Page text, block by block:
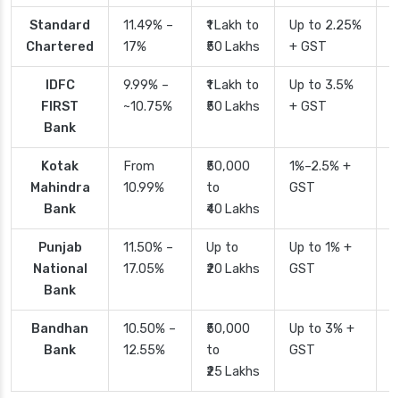
Standard
Chartered
11.49% –
17%
₹1 Lakh to
₹50 Lakhs
Up to 2.25%
+ GST
IDFC
FIRST
Bank
9.99% –
~10.75%
₹1 Lakh to
₹50 Lakhs
Up to 3.5%
+ GST
Kotak
Mahindra
Bank
From
10.99%
₹50,000
to
₹40 Lakhs
1%–2.5% +
GST
Punjab
National
Bank
11.50% –
17.05%
Up to
₹20 Lakhs
Up to 1% +
GST
Bandhan
Bank
10.50% –
12.55%
₹50,000
to
₹25 Lakhs
Up to 3% +
GST